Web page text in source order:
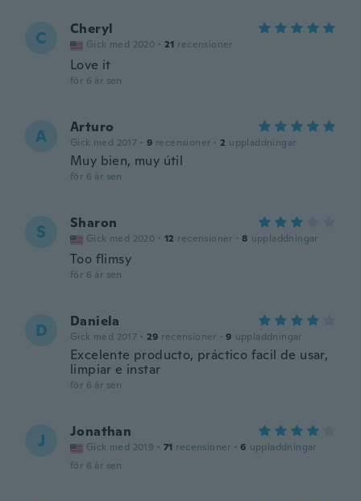
C Cheryl
Gick med 2020 · 21 recensioner
Love it
för 6 år sen
A Arturo
Gick med 2017 · 9 recensioner · 2 uppladdningar
Muy bien, muy útil
för 6 år sen
S Sharon
Gick med 2020 · 12 recensioner · 8 uppladdningar
Too flimsy
för 6 år sen
D Daniela
Gick med 2017 · 29 recensioner · 9 uppladdningar
Excelente producto, práctico facil de usar,
limpiar e instar
för 6 år sen
J Jonathan
Gick med 2019 · 71 recensioner · 6 uppladdningar
för 6 år sen